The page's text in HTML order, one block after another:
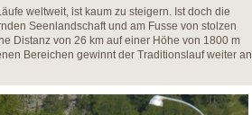
weltweit, ist kaum zu steigern. Ist doch die
Seenlandschaft und am Fusse von stolzen
Distanz von 26 km auf einer Höhe von 1800 m
Bereichen gewinnt der Traditionslauf weiter an